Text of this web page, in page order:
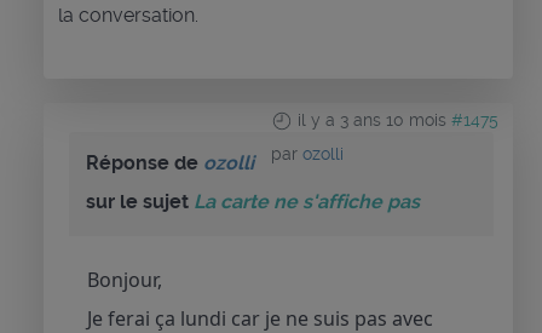
la conversation.
il y a 3 ans 10 mois #1475
par ozolli
Réponse de ozolli
sur le sujet La carte ne s'affiche pas
Bonjour,
Je ferai ça lundi car je ne suis pas avec